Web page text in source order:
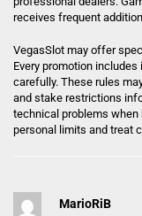
receives frequent
VegasSlot may offer
Every promotion
carefully. These rules
and stake restrictions
technical problems when
personal limits and treat
MarioRiB